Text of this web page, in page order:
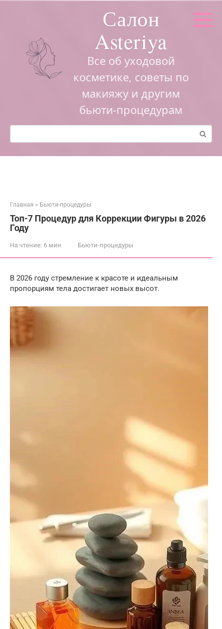
Салон
Asteriya
Все об уходовой
косметике, советы по
макияжу и другим
бьюти-процедурам
Поиск:
Главная » Бьюти-процедуры
Топ-7 Процедур для Коррекции Фигуры в 2026
Году
На чтение: 6 мин Бьюти-процедуры
В 2026 году стремление к красоте и идеальным
пропорциям тела достигает новых высот.